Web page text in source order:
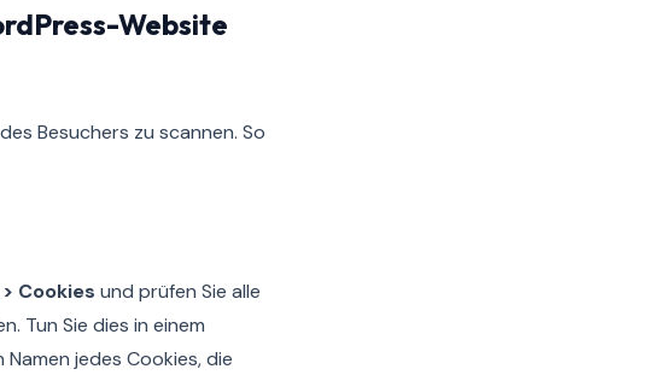
Website
Besuchers zu scannen. So
Cookies und prüfen Sie alle
Tun Sie dies in einem
jedes Cookies, die